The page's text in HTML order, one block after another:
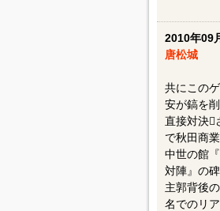
2010年09
唐松城
共にこの
安が鎬を
直接対決
で秋田商
中世の館
対陣』の
主郭背後
名でのリ